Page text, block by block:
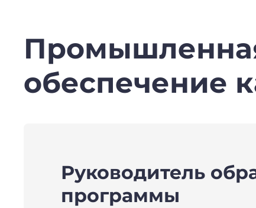
обеспечение
Руководитель
программы